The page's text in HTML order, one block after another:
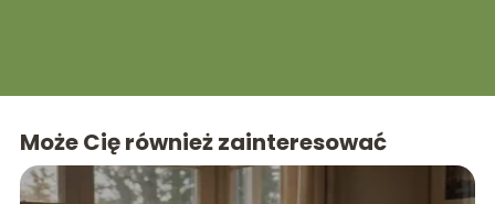
Może Cię również zainteresować